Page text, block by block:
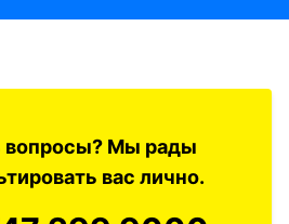
вопросы? Мы рады
вас лично.